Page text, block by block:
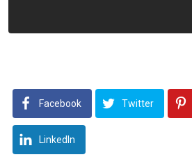
Facebook Twitter
LinkedIn